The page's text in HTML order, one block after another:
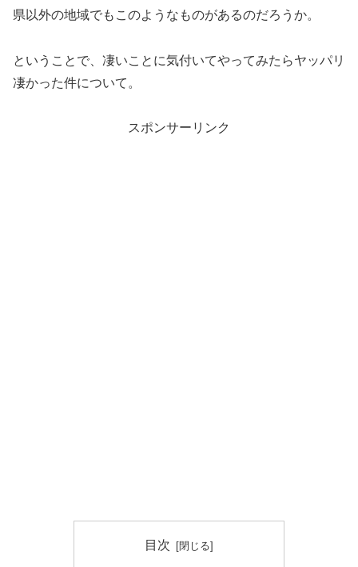
県以外の地域でもこのようなものがあるのだろうか。
ということで、凄いことに気付いてやってみたらヤッパリ
凄かった件について。
スポンサーリンク
目次